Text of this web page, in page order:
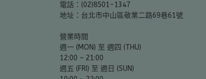
電話：(02)8501-1347
地址：台北市中山區敬業二路69巷61號
營業時間
週一 (MON) 至 週四 (THU)
12:00 ~ 21:00
週五 (FRI) 至 週日 (SUN)